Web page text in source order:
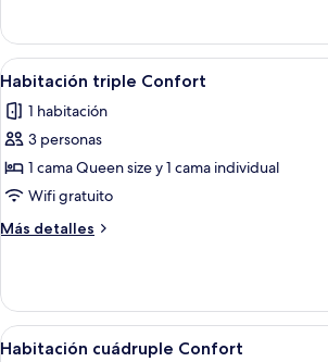
cama
matrimonial
o
2
individuales
Deluxe
con
1
matrimonial
o
individuales
Abrir
todas
las
fotos
de
Habitación
triple
Confort
Una
3
Habitación triple Confort
1 habitación
3 personas
1 cama Queen size y 1 cama individual
Wifi gratuito
Más detalles
Más
triple
Confort
Abrir
Un baño
2
Habitación cuádruple Confort